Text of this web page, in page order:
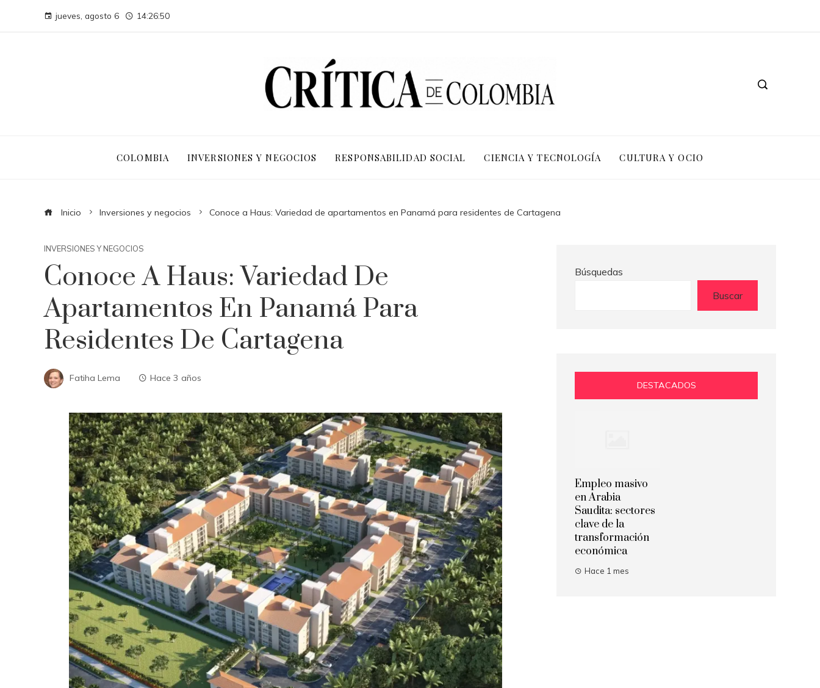
jueves, agosto 6 14:26:51
COLOMBIA INVERSIONES Y NEGOCIOS RESPONSABILIDAD SOCIAL CIENCIA Y TECNOLOGÍA CULTURA Y OCIO
Inicio Inversiones y negocios Conoce a Haus: Variedad de apartamentos en Panamá para residentes de Cartagena
INVERSIONES Y NEGOCIOS
Conoce A Haus: Variedad De
Apartamentos En Panamá Para
Residentes De Cartagena
Fatiha Lema Hace 3 años
Búsquedas
Buscar
DESTACADOS
Empleo masivo
en Arabia
Saudita: sectores
clave de la
transformación
económica
Hace 1 mes